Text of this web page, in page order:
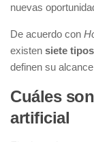
nuevas
De acuerdo con
existen siete
definen su
Cuáles
artificial